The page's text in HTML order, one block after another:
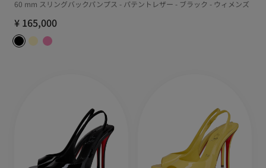
60 mm スリングバックパンプス - パテントレザー - ブラック - ウィメンズ
¥ 165,000